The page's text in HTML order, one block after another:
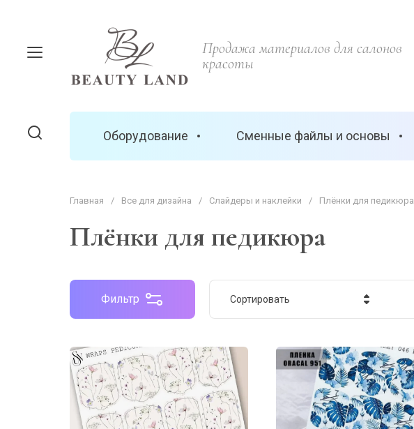
Продажа материалов для салонов
красоты
Оборудование Сменные файлы и основы
Главная / Все для дизайна / Cлайдеры и наклейки / Плёнки для педикюра
Плёнки для педикюра
Фильтр Сортировать
Цена - возрастание
Название - Я-А
Название - А-Я